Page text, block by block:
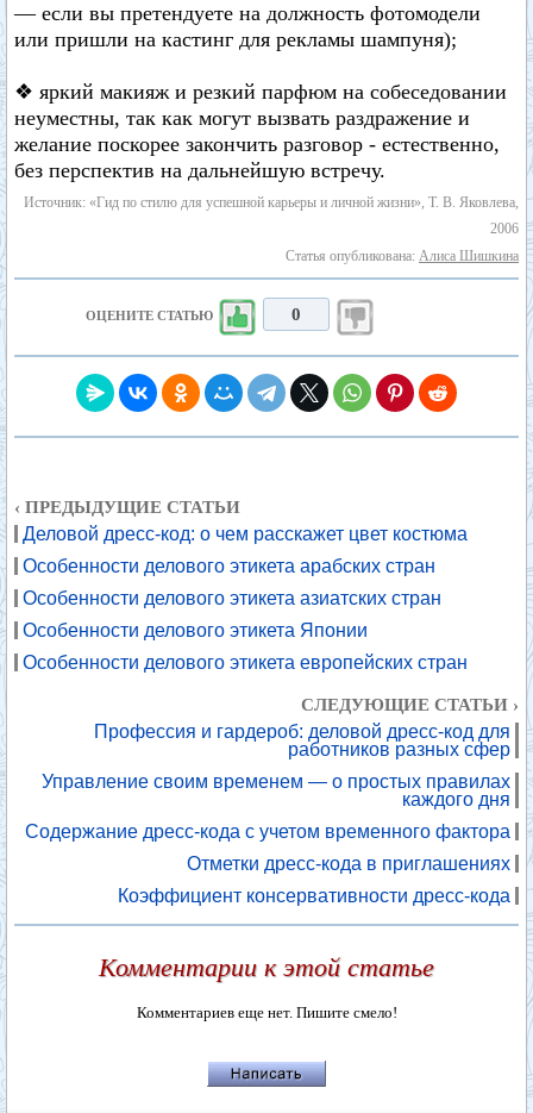
— если вы претендуете на должность фотомодели
или пришли на кастинг для рекламы шампуня);
❖ яркий макияж и резкий парфюм на собеседовании
неуместны, так как могут вызвать раздражение и
желание поскорее закончить разговор - естественно,
без перспектив на дальнейшую встречу.
Источник: «Гид по стилю для успешной карьеры и личной жизни», Т. В. Яковлева,
2006
Статья опубликована: Алиса Шишкина
ОЦЕНИТЕ СТАТЬЮ 0
‹ ПРЕДЫДУЩИЕ СТАТЬИ
Деловой дресс-код: о чем расскажет цвет костюма
Особенности делового этикета арабских стран
Особенности делового этикета азиатских стран
Особенности делового этикета Японии
Особенности делового этикета европейских стран
СЛЕДУЮЩИЕ СТАТЬИ ›
Профессия и гардероб: деловой дресс-код для
работников разных сфер
Управление своим временем — о простых правилах
каждого дня
Содержание дресс-кода с учетом временного фактора
Отметки дресс-кода в приглашениях
Коэффициент консервативности дресс-кода
Комментарии к этой статье
Комментариев еще нет. Пишите смело!